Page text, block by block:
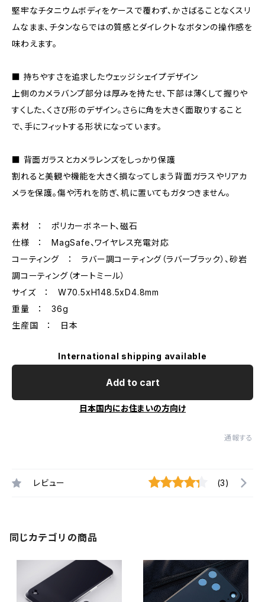
堅牢なチタニウムボディをケースで覆わず、かさばることなくスリ
ムなまま、チタンならではの質感とダイレクトなボタンの操作感を
味わえます。
■ 持ちやすさを追求したウェッジシェイプデザイン
上側のカメラバンプ部分は厚みを持たせ、下部は薄くして握りや
すくした、くさび形のデザイン。さらに角を大きく面取りすること
で、手にフィットする形状になっています。
■ 背面ガラスとカメラレンズをしっかり保護
割れると美観や機能を大きく損なってしまう背面ガラスやリアカ
メラを保護。傷や汚れを防ぎ、机に置いてもガタつきません。
素材 ： ポリカーボネート、磁石
仕様 ： MagSafe、ワイヤレス充電対応
コーティング ： ラバー調コーティング（ラバーブラック）、砂岩
調コーティング（オートミール）
サイズ ： W70.5xH148.5xD4.8mm
重量 ： 36g
生産国 ： 日本
International shipping available
Add to cart
日本国内にお住まいの方向け
通報する
レビュー (3)
同じカテゴリの商品